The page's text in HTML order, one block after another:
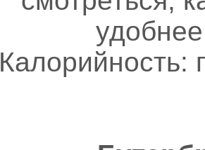
Калорийность: